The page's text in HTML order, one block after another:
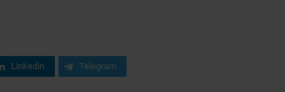
Linkedin Telegram